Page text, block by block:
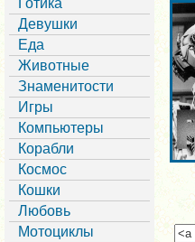
Готика
Девушки
Еда
Животные
Знаменитости
Игры
Компьютеры
Корабли
Космос
Кошки
Любовь
Мотоциклы